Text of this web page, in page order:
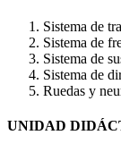
Sistema de
Sistema de
Sistema de
Sistema de
Ruedas y
UNIDAD